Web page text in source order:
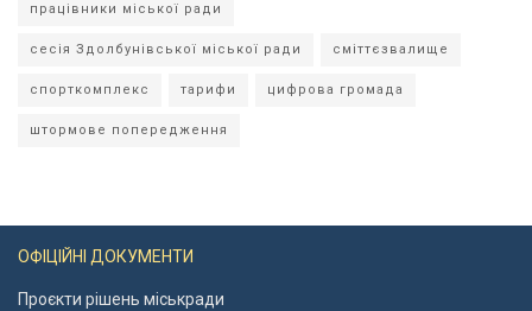
працівники міської ради
сесія Здолбунівської міської ради сміттєзвалище
спорткомплекс тарифи цифрова громада
штормове попередження
ОФІЦІЙНІ ДОКУМЕНТИ
Проєкти рішень міськради